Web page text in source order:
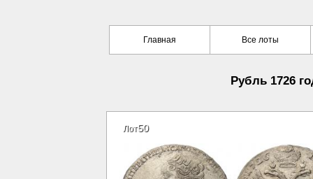
Главная Все лоты
Рубль 1726
Лот50